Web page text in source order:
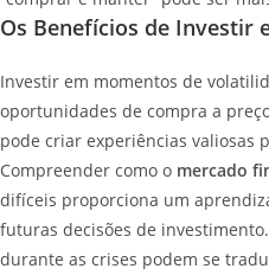
Os Benefícios de Investir
Investir em momentos de
oportunidades de compra a
pode criar experiências valiosas
Compreender como o mercado
difíceis proporciona um
futuras decisões de
durante as crises podem se